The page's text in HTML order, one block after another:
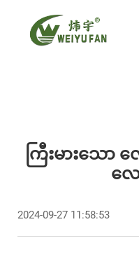
ကြီးမားသော
လ
2024-09-27 11:58:53